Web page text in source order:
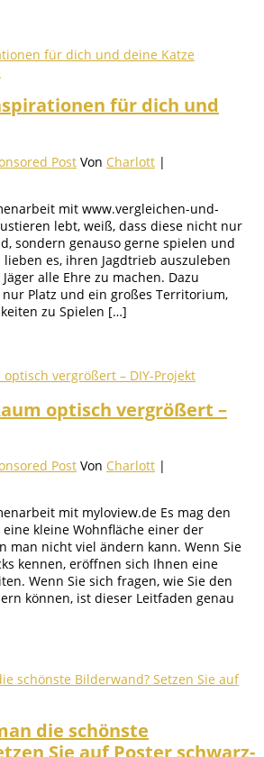
für dich und
Post Von Charlott |
mit www.vergleichen-und-
lebt, weiß, dass diese nicht nur
sondern genauso gerne spielen und
es, ihren Jagdtrieb auszuleben
alle Ehre zu machen. Dazu
Platz und ein großes Territorium,
zu Spielen […]
optisch vergrößert –
Post Von Charlott |
mit myloview.de Es mag den
kleine Wohnfläche einer der
man nicht viel ändern kann. Wenn Sie
kennen, eröffnen sich Ihnen eine
Wenn Sie sich fragen, wie Sie den
können, ist dieser Leitfaden genau
die schönste
Sie auf Poster schwarz-